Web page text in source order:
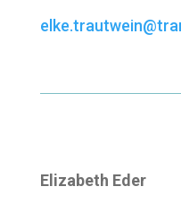
Elizabeth Eder